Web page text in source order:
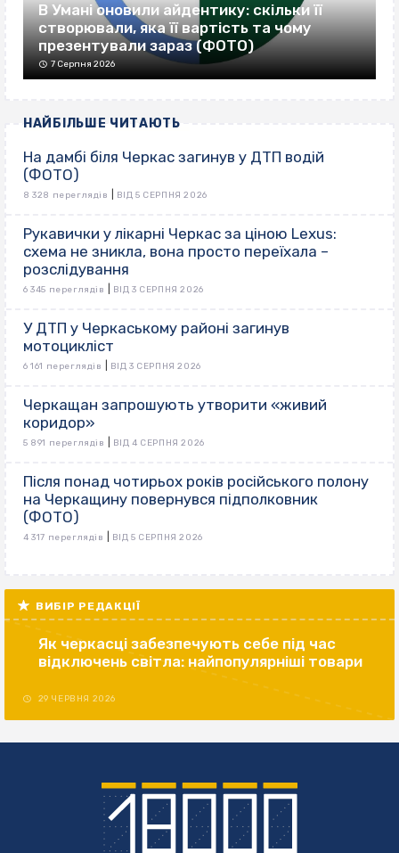
В Умані оновили айдентику: скільки її
створювали, яка її вартість та чому
презентували зараз (ФОТО)
7 Серпня 2026
НАЙБІЛЬШЕ ЧИТАЮТЬ
На дамбі біля Черкас загинув у ДТП водій
(ФОТО)
8 328 переглядів ВІД 5 СЕРПНЯ 2026
Рукавички у лікарні Черкас за ціною Lexus:
схема не зникла, вона просто переїхала –
розслідування
6 345 переглядів ВІД 3 СЕРПНЯ 2026
У ДТП у Черкаському районі загинув
мотоцикліст
6 161 переглядів ВІД 3 СЕРПНЯ 2026
Черкащан запрошують утворити «живий
коридор»
5 891 переглядів ВІД 4 СЕРПНЯ 2026
Після понад чотирьох років російського полону
на Черкащину повернувся підполковник
(ФОТО)
4 317 переглядів ВІД 5 СЕРПНЯ 2026
ВИБІР РЕДАКЦІЇ
Як черкасці забезпечують себе під час
відключень світла: найпопулярніші товари
29 ЧЕРВНЯ 2026